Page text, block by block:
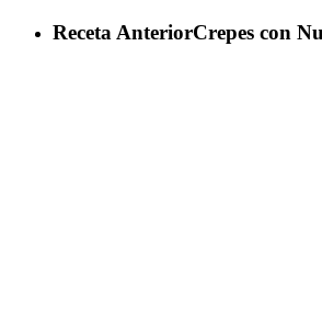
Receta AnteriorCrepes con